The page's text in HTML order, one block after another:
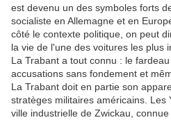
est devenu un des symboles forts
socialiste en Allemagne et en
côté le contexte politique, on peut
la vie de l'une des voitures les plus
La Trabant a tout connu : le
accusations sans fondement et
La Trabant doit en partie son
stratèges militaires américains. Les
ville industrielle de Zwickau,